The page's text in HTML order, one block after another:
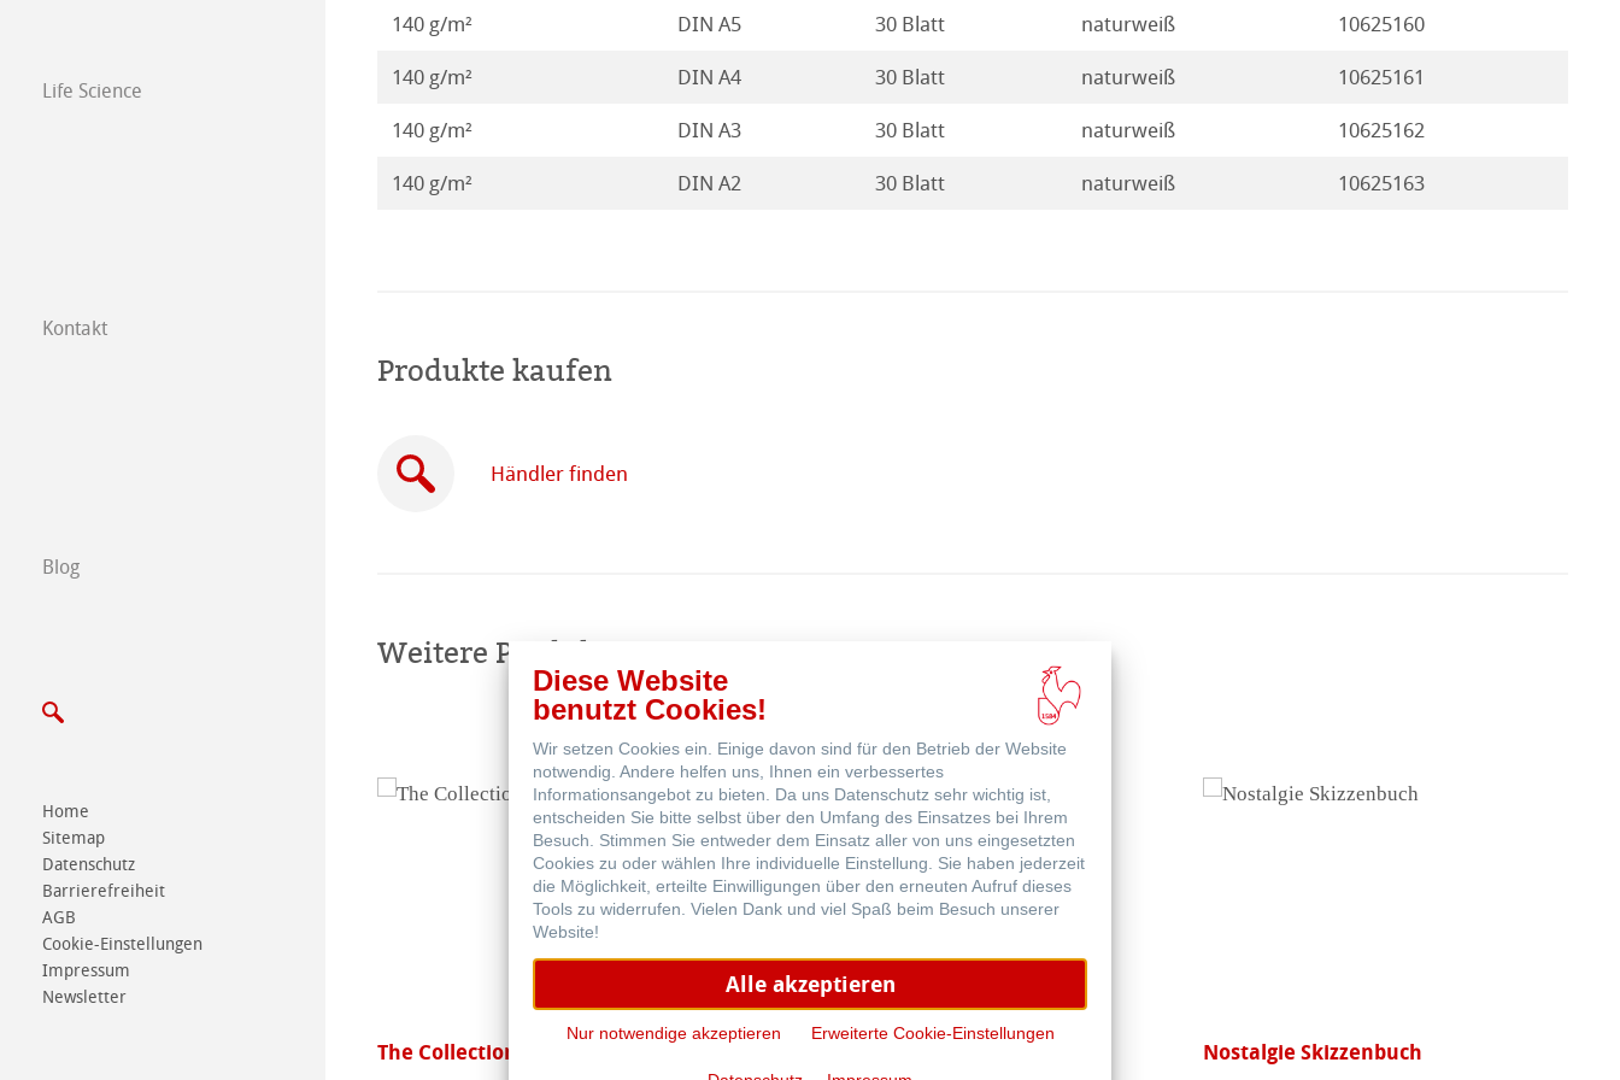
Life Science
Kontakt
B2B
Messen & Termine
Blog
Home
Sitemap
Datenschutz
Barrierefreiheit
AGB
Cookie-Einstellungen
Impressum
Newsletter
140 g/m² DIN A5 30 Blatt naturweiß 10625160
140 g/m² DIN A4 30 Blatt naturweiß 10625161
140 g/m² DIN A3 30 Blatt naturweiß 10625162
140 g/m² DIN A2 30 Blatt naturweiß 10625163
Produkte kaufen
Händler finden
Weitere Produkte
The Collection - Ingres Pastel The Collection - Watercolour Nostalgie Skizzenbuch
Diese Website
benutzt Cookies!
Wir setzen Cookies ein. Einige davon sind für den Betrieb der Website
notwendig. Andere helfen uns, Ihnen ein verbessertes
Informationsangebot zu bieten. Da uns Datenschutz sehr wichtig ist,
entscheiden Sie bitte selbst über den Umfang des Einsatzes bei Ihrem
Besuch. Stimmen Sie entweder dem Einsatz aller von uns eingesetzten
Cookies zu oder wählen Ihre individuelle Einstellung. Sie haben jederzeit
die Möglichkeit, erteilte Einwilligungen über den erneuten Aufruf dieses
Tools zu widerrufen. Vielen Dank und viel Spaß beim Besuch unserer
Website!
Alle akzeptieren
Nur notwendige akzeptieren Erweiterte Cookie-Einstellungen